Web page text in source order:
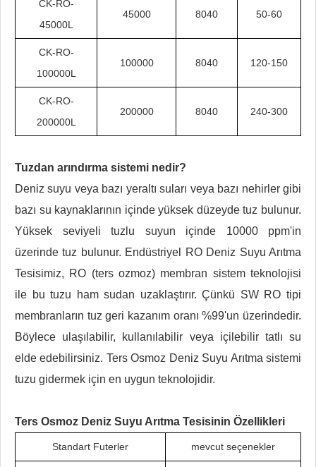
CK-RO-
45000L
45000 8040 50-60
CK-RO-
100000L
100000 8040 120-150
CK-RO-
200000L
200000 8040 240-300
Tuzdan arındırma sistemi nedir?
Deniz suyu veya bazı yeraltı suları veya bazı nehirler gibi
bazı su kaynaklarının içinde yüksek düzeyde tuz bulunur.
Yüksek seviyeli tuzlu suyun içinde 10000 ppm'in
üzerinde tuz bulunur. Endüstriyel RO Deniz Suyu Arıtma
Tesisimiz, RO (ters ozmoz) membran sistem teknolojisi
ile bu tuzu ham sudan uzaklaştırır. Çünkü SW RO tipi
membranların tuz geri kazanım oranı %99'un üzerindedir.
Böylece ulaşılabilir, kullanılabilir veya içilebilir tatlı su
elde edebilirsiniz. Ters Osmoz Deniz Suyu Arıtma sistemi
tuzu gidermek için en uygun teknolojidir.
Ters Osmoz Deniz Suyu Arıtma Tesisinin Özellikleri
Standart Futerler mevcut seçenekler